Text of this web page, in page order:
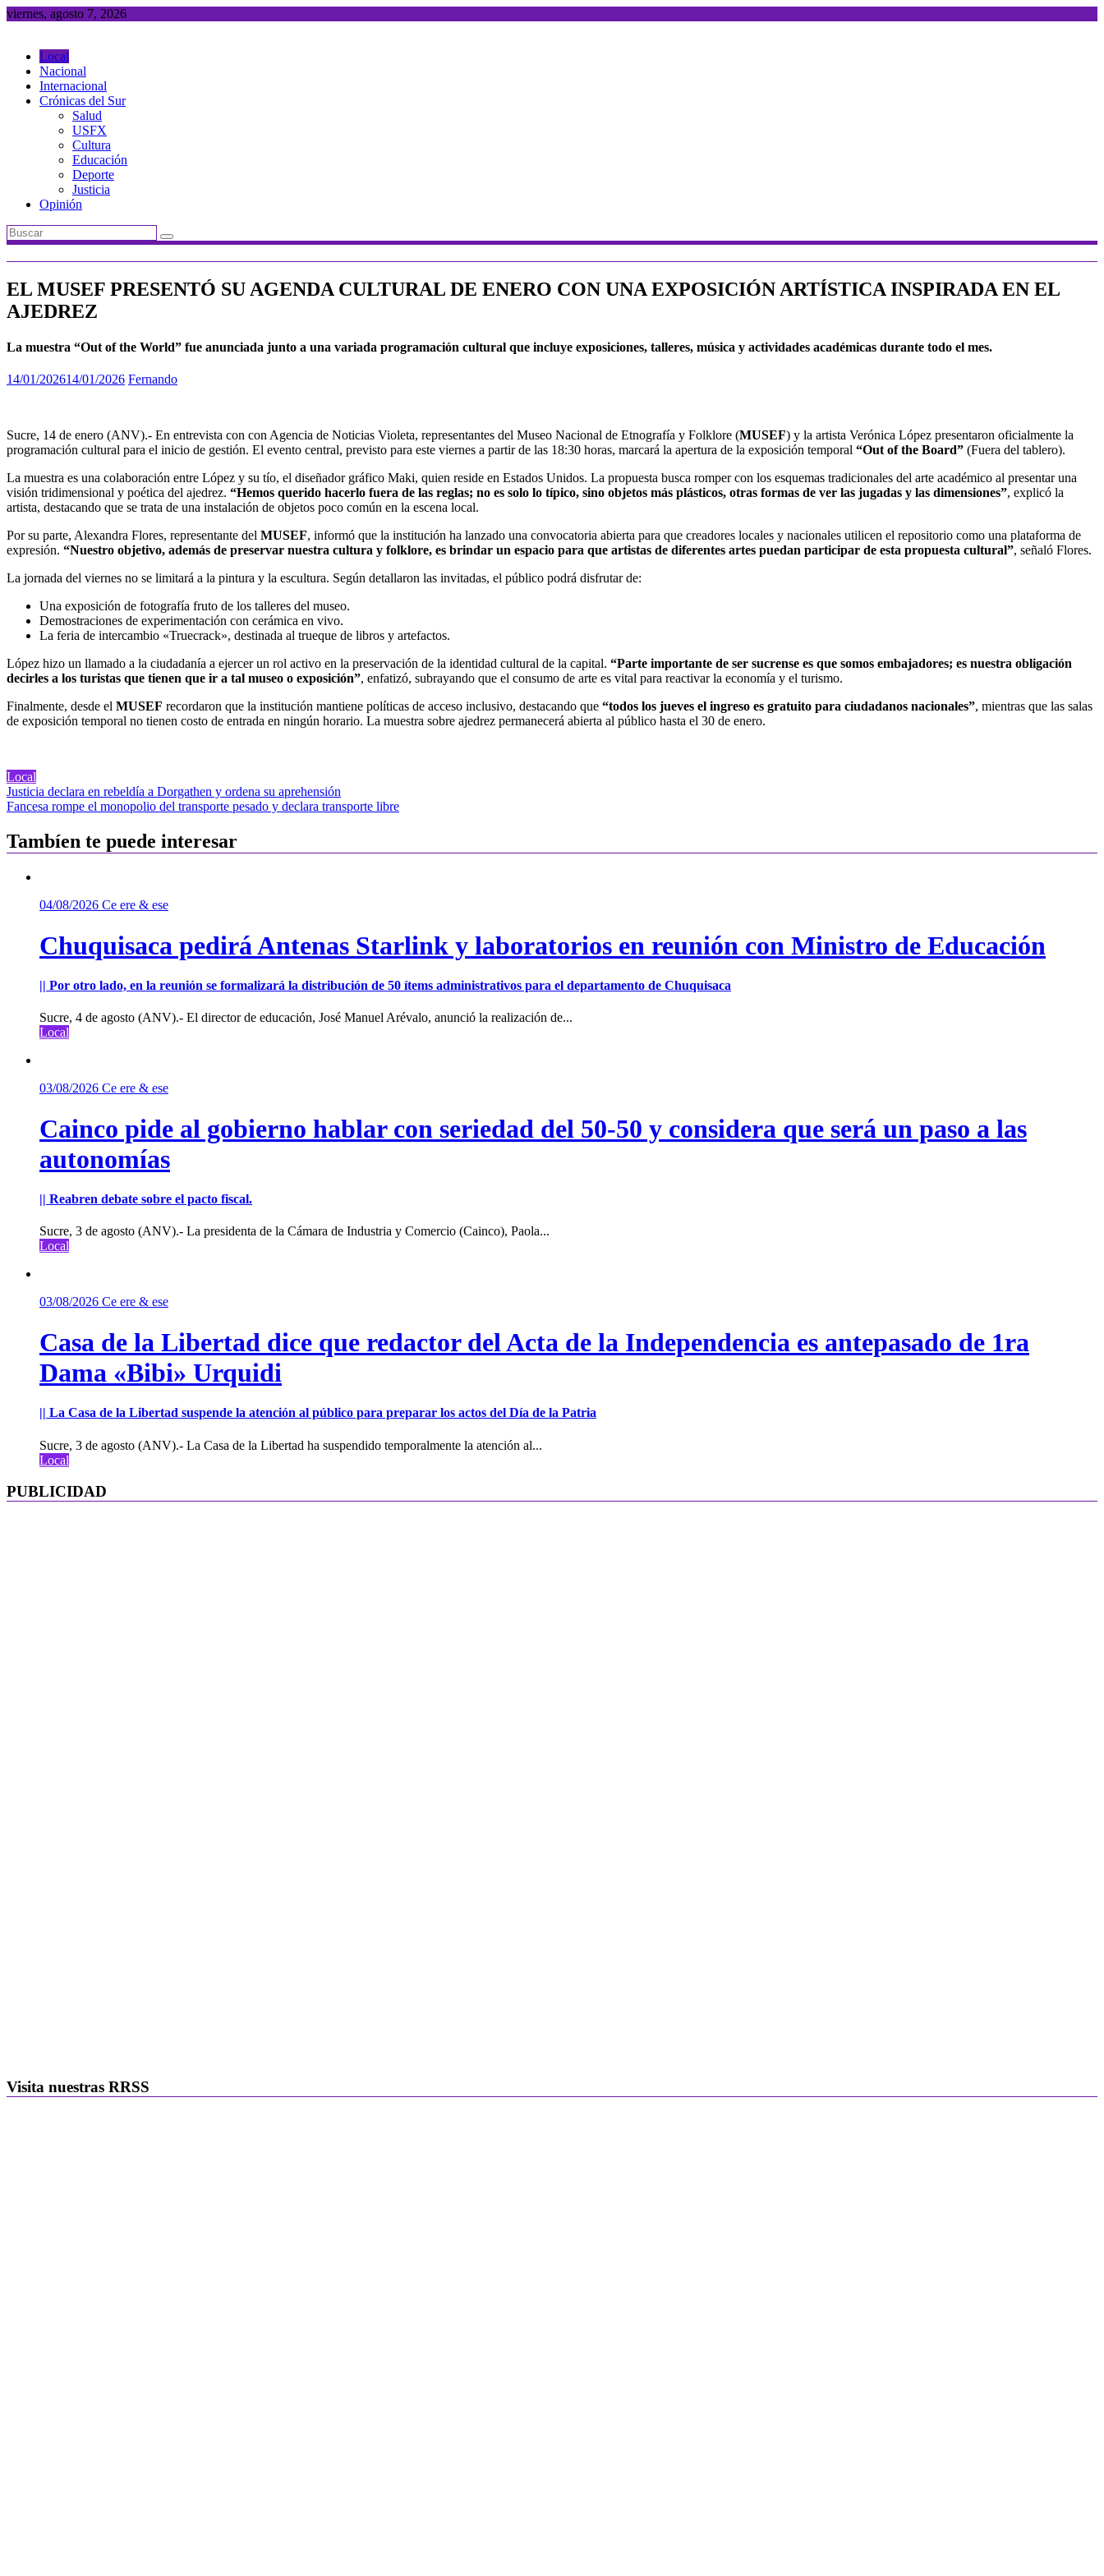
Saltar
viernes, agosto 7, 2026
Local
Nacional
Internacional
Crónicas del Sur
Salud
USFX
Cultura
Educación
Deporte
Justicia
Opinión
EL MUSEF PRESENTÓ SU AGENDA CULTURAL DE ENERO CON UNA EXPOSICIÓN ARTÍSTICA INSPIRADA EN EL
AJEDREZ
La muestra “Out of the World” fue anunciada junto a una variada programación cultural que incluye exposiciones, talleres, música y actividades académicas durante todo el mes.
14/01/202614/01/2026 Fernando
Sucre, 14 de enero (ANV).- En entrevista con con Agencia de Noticias Violeta, representantes del Museo Nacional de Etnografía y Folklore (MUSEF) y la artista Verónica López presentaron oficialmente la
programación cultural para el inicio de gestión. El evento central, previsto para este viernes a partir de las 18:30 horas, marcará la apertura de la exposición temporal “Out of the Board” (Fuera del tablero).
La muestra es una colaboración entre López y su tío, el diseñador gráfico Maki, quien reside en Estados Unidos. La propuesta busca romper con los esquemas tradicionales del arte académico al presentar una
visión tridimensional y poética del ajedrez. “Hemos querido hacerlo fuera de las reglas; no es solo lo típico, sino objetos más plásticos, otras formas de ver las jugadas y las dimensiones”, explicó la
artista, destacando que se trata de una instalación de objetos poco común en la escena local.
Por su parte, Alexandra Flores, representante del MUSEF, informó que la institución ha lanzado una convocatoria abierta para que creadores locales y nacionales utilicen el repositorio como una plataforma de
expresión. “Nuestro objetivo, además de preservar nuestra cultura y folklore, es brindar un espacio para que artistas de diferentes artes puedan participar de esta propuesta cultural”, señaló Flores.
La jornada del viernes no se limitará a la pintura y la escultura. Según detallaron las invitadas, el público podrá disfrutar de:
Una exposición de fotografía fruto de los talleres del museo.
Demostraciones de experimentación con cerámica en vivo.
La feria de intercambio «Truecrack», destinada al trueque de libros y artefactos.
López hizo un llamado a la ciudadanía a ejercer un rol activo en la preservación de la identidad cultural de la capital. “Parte importante de ser sucrense es que somos embajadores; es nuestra obligación
decirles a los turistas que tienen que ir a tal museo o exposición”, enfatizó, subrayando que el consumo de arte es vital para reactivar la economía y el turismo.
Finalmente, desde el MUSEF recordaron que la institución mantiene políticas de acceso inclusivo, destacando que “todos los jueves el ingreso es gratuito para ciudadanos nacionales”, mientras que las salas
de exposición temporal no tienen costo de entrada en ningún horario. La muestra sobre ajedrez permanecerá abierta al público hasta el 30 de enero.
Local
Navegación
de
entradas
Justicia declara en rebeldía a Dorgathen y ordena su aprehensión
Fancesa rompe el monopolio del transporte pesado y declara transporte libre
Tambíen te puede interesar
04/08/2026 Ce ere & ese
Chuquisaca pedirá Antenas Starlink y laboratorios en reunión con Ministro de Educación
|| Por otro lado, en la reunión se formalizará la distribución de 50 ítems administrativos para el departamento de Chuquisaca
Sucre, 4 de agosto (ANV).- El director de educación, José Manuel Arévalo, anunció la realización de...
Local
03/08/2026 Ce ere & ese
Cainco pide al gobierno hablar con seriedad del 50-50 y considera que será un paso a las
autonomías
|| Reabren debate sobre el pacto fiscal.
Sucre, 3 de agosto (ANV).- La presidenta de la Cámara de Industria y Comercio (Cainco), Paola...
Local
03/08/2026 Ce ere & ese
Casa de la Libertad dice que redactor del Acta de la Independencia es antepasado de 1ra
Dama «Bibi» Urquidi
|| La Casa de la Libertad suspende la atención al público para preparar los actos del Día de la Patria
Sucre, 3 de agosto (ANV).- La Casa de la Libertad ha suspendido temporalmente la atención al...
Local
PUBLICIDAD
Visita nuestras RRSS